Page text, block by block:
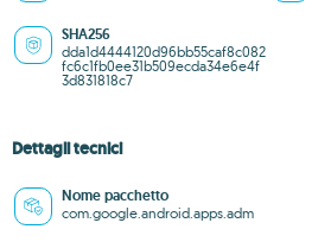
SHA256
dda1d4444120d96bb55caf8c082
fc6c1fb0ee31b509ecda34e6e4f
3d831818c7
Dettagli tecnici
Nome pacchetto
com.google.android.apps.adm